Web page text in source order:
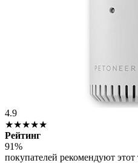
4.9
★★★★★
Рейтинг
91%
покупателей рекомендуют этот